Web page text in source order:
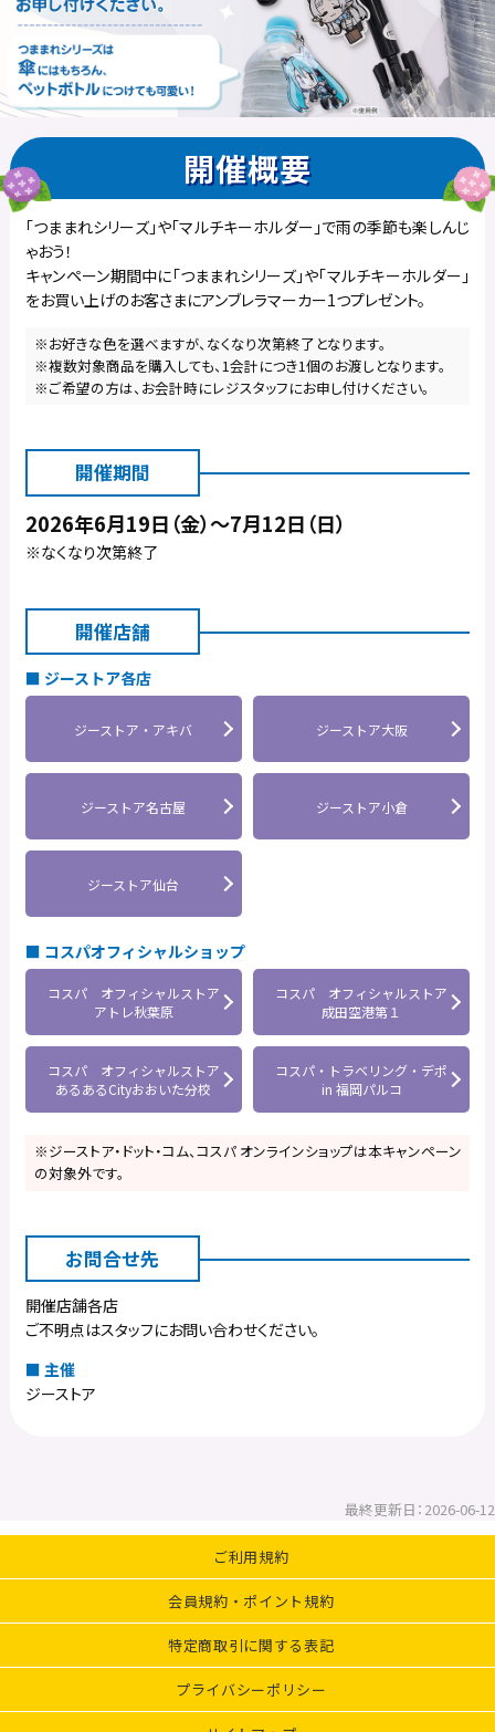
開催概要
「つままれシリーズ」や「マルチキーホルダー」で雨の季節も楽しんじ
ゃおう！
キャンペーン期間中に「つままれシリーズ」や「マルチキーホルダー」
をお買い上げのお客さまにアンブレラマーカー1つプレゼント。
※お好きな色を選べますが、なくなり次第終了となります。
※複数対象商品を購入しても、1会計につき1個のお渡しとなります。
※ご希望の方は、お会計時にレジスタッフにお申し付けください。
開催期間
2026年6月19日（金）～7月12日（日）
※なくなり次第終了
開催店舗
ジーストア各店
ジーストア・アキバ ジーストア大阪
ジーストア名古屋 ジーストア小倉
ジーストア仙台
コスパオフィシャルショップ
コスパ オフィシャルストア
アトレ秋葉原
コスパ オフィシャルストア
成田空港第１
コスパ オフィシャルストア
あるあるCityおおいた分校
コスパ・トラベリング・デポ
in 福岡パルコ
※ジーストア・ドット・コム、コスパ オンラインショップは本キャンペーン
の対象外です。
お問合せ先
開催店舗各店
ご不明点はスタッフにお問い合わせください。
主催
ジーストア
最終更新日：2026-06-12
ご利用規約
会員規約・ポイント規約
特定商取引に関する表記
プライバシーポリシー